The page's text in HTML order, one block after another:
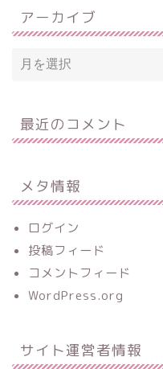
アーカイブ
最近のコメント
メタ情報
ログイン
投稿フィード
コメントフィード
WordPress.org
サイト運営者情報